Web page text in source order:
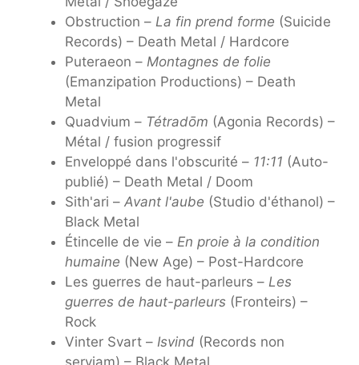
Obstruction – La fin prend forme (Suicide
Records) – Death Metal / Hardcore
Puteraeon – Montagnes de folie
(Emanzipation Productions) – Death
Metal
Quadvium – Tétradōm (Agonia Records) –
Métal / fusion progressif
Enveloppé dans l'obscurité – 11:11 (Auto-
publié) – Death Metal / Doom
Sith'ari – Avant l'aube (Studio d'éthanol) –
Black Metal
Étincelle de vie – En proie à la condition
humaine (New Age) – Post-Hardcore
Les guerres de haut-parleurs – Les
guerres de haut-parleurs (Fronteirs) –
Rock
Vinter Svart – Isvind (Records non
serviam) – Black Metal